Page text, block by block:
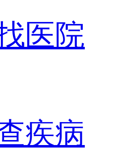
医院
疾病